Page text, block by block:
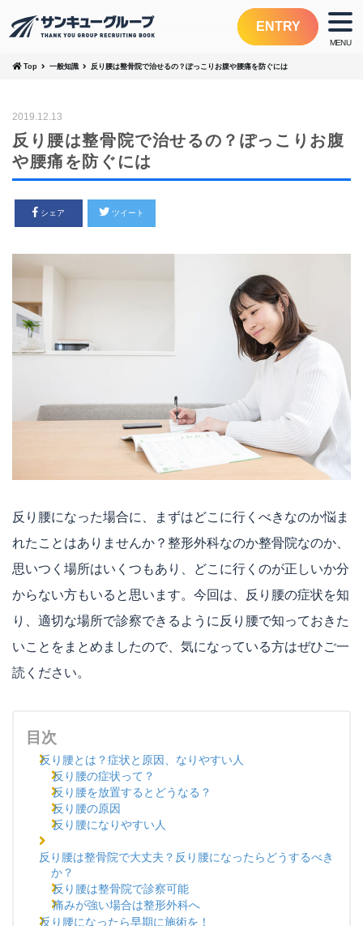
ENTRY
Top 一般知識 反り腰は整骨院で治せるの？ぽっこりお腹や腰痛を防ぐには
2019.12.13
反り腰は整骨院で治せるの？ぽっこりお腹
や腰痛を防ぐには
シェア ツイート
反り腰になった場合に、まずはどこに行くべきなのか悩ま
れたことはありませんか？整形外科なのか整骨院なのか、
思いつく場所はいくつもあり、どこに行くのが正しいか分
からない方もいると思います。今回は、反り腰の症状を知
り、適切な場所で診察できるように反り腰で知っておきた
いことをまとめましたので、気になっている方はぜひご一
読ください。
目次
反り腰とは？症状と原因、なりやすい人
反り腰の症状って？
反り腰を放置するとどうなる？
反り腰の原因
反り腰になりやすい人
反り腰は整骨院で大丈夫？反り腰になったらどうするべき
か？
反り腰は整骨院で診察可能
痛みが強い場合は整形外科へ
反り腰になったら早期に施術を！